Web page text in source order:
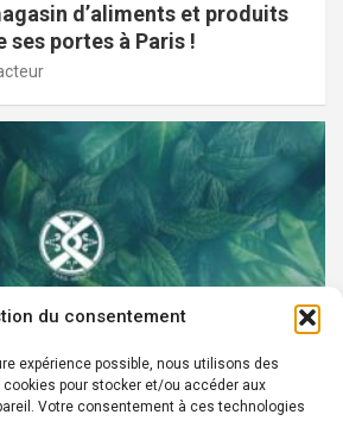
du consentement
expérience possible, nous utilisons des
pour stocker et/ou accéder aux
Votre consentement à ces technologies
d’aliments et produits
ses portes à Paris !